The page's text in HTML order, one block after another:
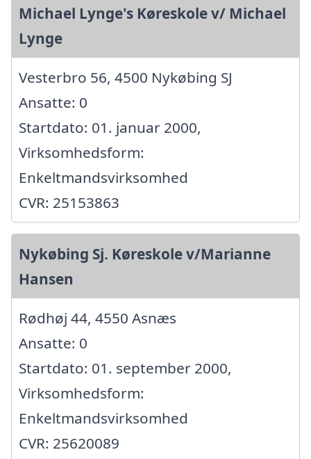
Michael Lynge's Køreskole v/ Michael
Lynge
Vesterbro 56, 4500 Nykøbing SJ
Ansatte: 0
Startdato: 01. januar 2000,
Virksomhedsform:
Enkeltmandsvirksomhed
CVR: 25153863
Nykøbing Sj. Køreskole v/Marianne
Hansen
Rødhøj 44, 4550 Asnæs
Ansatte: 0
Startdato: 01. september 2000,
Virksomhedsform:
Enkeltmandsvirksomhed
CVR: 25620089